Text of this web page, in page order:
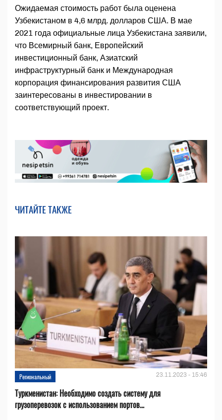
Ожидаемая стоимость работ была оценена
Узбекистаном в 4,6 млрд. долларов США. В мае
2021 года официальные лица Узбекистана заявили,
что Всемирный банк, Европейский
инвестиционный банк, Азиатский
инфраструктурный банк и Международная
корпорация финансирования развития США
заинтересованы в инвестировании в
соответствующий проект.
ЧИТАЙТЕ ТАКЖЕ
Региональный 23.11.2023 - 15:46
Туркменистан: Необходимо создать систему для
грузоперевозок с использованием портов...